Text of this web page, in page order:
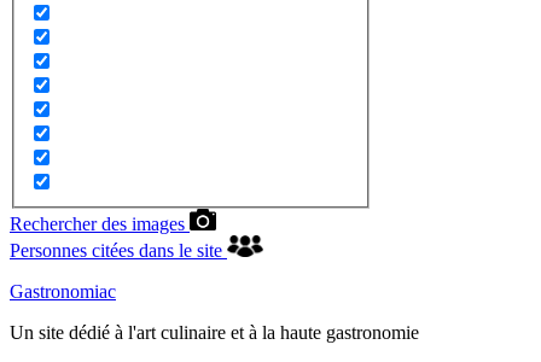
Rechercher des images
Personnes citées dans le site
Gastronomiac
Un site dédié à l'art culinaire et à la haute gastronomie